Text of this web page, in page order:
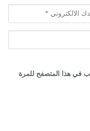
في هذا المتصفح للمرة